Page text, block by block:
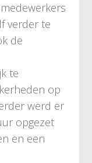
verder te
de
te
op
werd er
opgezet
en een